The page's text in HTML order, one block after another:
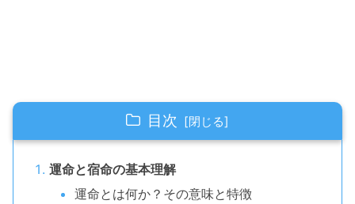
目次
運命と宿命の基本理解
運命とは何か？その意味と特徴